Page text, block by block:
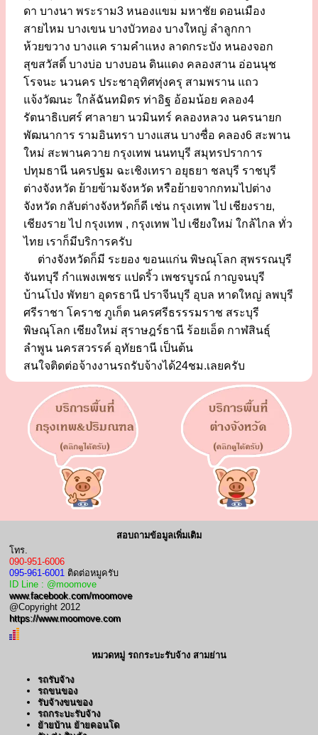
ดา บางนา พระราม3 หนองแขม มหาชัย ดอนเมือง
สายไหม บางเขน บางบัวทอง บางใหญ่ ลำลูกกา
ห้วยขวาง บางแค รามคำแหง ลาดกระบัง หนองจอก
สุขสวัสดิ์ บางบ่อ บางบอน ดินแดง คลองสาน อ่อนนุช
โรจนะ นวนคร ประชาอุทิศทุ่งครุ สามพราน แถว
แจ้งวัฒนะ ใกล้ฉันทมิตร ท่าอิฐ อ้อมน้อย คลอง4
รัตนาธิเบศร์ ศาลายา นวมินทร์ คลองหลวง นครนายก
พัฒนาการ รามอินทรา บางแสน บางซื่อ คลอง6 สะพาน
ใหม่ สะพานควาย กรุงเทพ นนทบุรี สมุทรปราการ
ปทุมธานี นครปฐม ฉะเชิงเทรา อยุธยา ชลบุรี ราชบุรี
ต่างจังหวัด ย้ายข้ามจังหวัด หรือย้ายจากกทมไปต่าง
จังหวัด กลับต่างจังหวัดก็ดี เช่น กรุงเทพ ไป เชียงราย,
เชียงราย ไป กรุงเทพ , กรุงเทพ ไป เชียงใหม่ ใกล้ไกล ทั่ว
ไทย เราก็มีบริการครับ
ต่างจังหวัดก็มี ระยอง ขอนแก่น พิษณุโลก สุพรรณบุรี
จันทบุรี กำแพงเพชร แปดริ้ว เพชรบูรณ์ กาญจนบุรี
บ้านโป่ง พัทยา อุดรธานี ปราจีนบุรี อุบล หาดใหญ่ ลพบุรี
ศรีราชา โคราช ภูเก็ต นครศรีธรรรมราช สระบุรี
พิษณุโลก เชียงใหม่ สุราษฎร์ธานี ร้อยเอ็ด กาฬสินธุ์
ลำพูน นครสวรรค์ อุทัยธานี เป็นต้น
สนใจติดต่อจ้างงานรถรับจ้างได้24ชม.เลยครับ
สอบถามข้อมูลเพิ่มเติม
โทร.
090-951-6006
095-961-6001 ติดต่อหมูครับ
ID Line : @moomove
www.facebook.com/moomove
@Copyright 2012
https://www.moomove.com
หมวดหมู่ รถกระบะรับจ้าง สามย่าน
รถรับจ้าง
รถขนของ
รับจ้างขนของ
รถกระบะรับจ้าง
ย้ายบ้าน ย้ายคอนโด